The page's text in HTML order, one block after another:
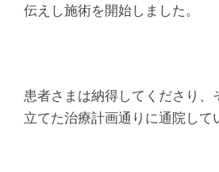
伝えし施術を開始しました。
患者さまは納得してくださり、
立てた治療計画通りに通院して